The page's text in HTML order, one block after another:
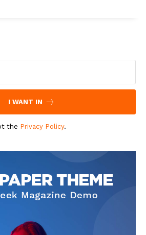
I WANT IN
the Privacy Policy.